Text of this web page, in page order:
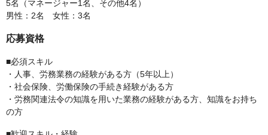
5名（マネージャー1名、その他4名）
男性：2名 女性：3名
応募資格
■必須スキル
・人事、労務業務の経験がある方（5年以上）
・社会保険、労働保険の手続き経験がある方
・労務関連法令の知識を用いた業務の経験がある方、知識をお持ち
の方